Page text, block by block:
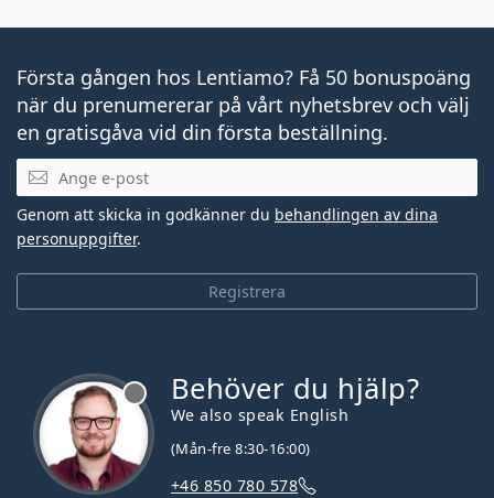
Första gången hos Lentiamo? Få 50 bonuspoäng
när du prenumererar på vårt nyhetsbrev och välj
en gratisgåva vid din första beställning.
Mejladress
Registrera
Genom att skicka in godkänner du behandlingen av dina
personuppgifter.
Behöver du hjälp?
We also speak English
(Mån-fre 8:30-16:00)
+46 850 780 578